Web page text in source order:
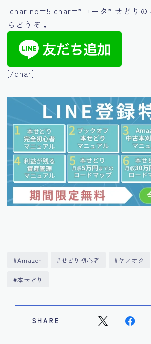
[char no=5 char=”コータ”]せどりの
らどうぞ↓
[/char]
#Amazon #せどり初心者 #ヤフオク
#本せどり
SHARE